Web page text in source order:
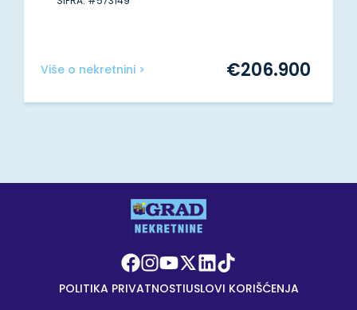
Više o nekretnini > €206.900
POLITIKA PRIVATNOSTIUSLOVI KORIŠĆENJA